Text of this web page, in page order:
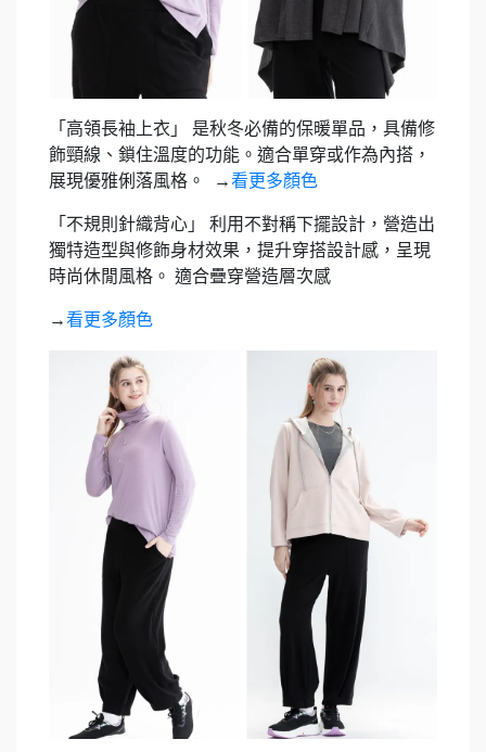
「高領長袖上衣」
是秋冬必備的保暖單品，具備修
飾頸線、鎖住溫度的功能。適合單穿或作為內搭，
展現優雅俐落風格。
→看更多顏色
「不規則針織背心」
利用不對稱下擺設計，營造出
獨特造型與修飾身材效果，提升穿搭設計感，呈現
時尚休閒風格。 適合疊穿營造層次感
→看更多顏色